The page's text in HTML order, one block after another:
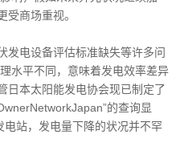
受商场重视。
发电设备评估标准缺失等许多问
理水平不同，意味着发电效率差异
日本太阳能发电协会现已制定了
的查询显
电站，发电量下降的状况并不罕